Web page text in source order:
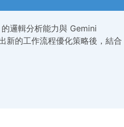
邏輯分析能力與 Gemini
新的工作流程優化策略後，結合